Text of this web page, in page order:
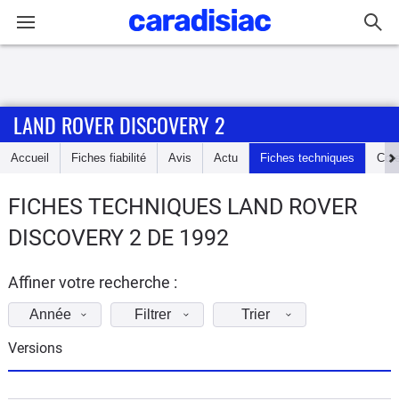
Accueil
Essais
d'achat
Electriques
Utilitaires
LAND ROVER DISCOVERY 2
Accueil Fiches fiabilité Avis Actu Fiches techniques
FICHES TECHNIQUES LAND ROVER
DISCOVERY 2 DE 1992
Affiner votre recherche :
Année Filtrer Trier
Versions